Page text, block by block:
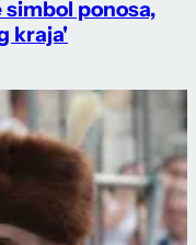
simbol ponosa,
kraja'